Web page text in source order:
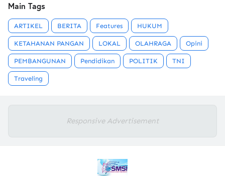
Main Tags
ARTIKEL BERITA Features HUKUM
KETAHANAN PANGAN LOKAL OLAHRAGA Opini
PEMBANGUNAN Pendidikan POLITIK TNI
Traveling
Responsive Advertisement